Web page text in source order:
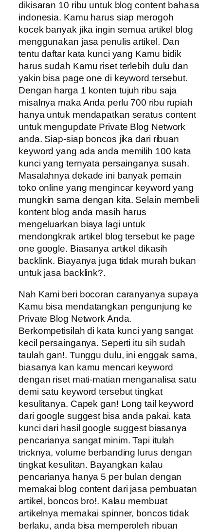
dikisaran 10 ribu untuk blog content bahasa
indonesia. Kamu harus siap merogoh
kocek banyak jika ingin semua artikel blog
menggunakan jasa penulis artikel. Dan
tentu daftar kata kunci yang Kamu bidik
harus sudah Kamu riset terlebih dulu dan
yakin bisa page one di keyword tersebut.
Dengan harga 1 konten tujuh ribu saja
misalnya maka Anda perlu 700 ribu rupiah
hanya untuk mendapatkan seratus content
untuk mengupdate Private Blog Network
anda. Siap-siap boncos jika dari ribuan
keyword yang ada anda memilih 100 kata
kunci yang ternyata persainganya susah.
Masalahnya dekade ini banyak pemain
toko online yang mengincar keyword yang
mungkin sama dengan kita. Selain membeli
kontent blog anda masih harus
mengeluarkan biaya lagi untuk
mendongkrak artikel blog tersebut ke page
one google. Biasanya artikel dikasih
backlink. Biayanya juga tidak murah bukan
untuk jasa backlink?.
Nah Kami beri bocoran caranyanya supaya
Kamu bisa mendatangkan pengunjung ke
Private Blog Network Anda.
Berkompetisilah di kata kunci yang sangat
kecil persainganya. Seperti itu sih sudah
taulah gan!. Tunggu dulu, ini enggak sama,
biasanya kan kamu mencari keyword
dengan riset mati-matian menganalisa satu
demi satu keyword tersebut tingkat
kesulitanya. Capek gan! Long tail keyword
dari google suggest bisa anda pakai. kata
kunci dari hasil google suggest biasanya
pencarianya sangat minim. Tapi itulah
tricknya, volume berbanding lurus dengan
tingkat kesulitan. Bayangkan kalau
pencarianya hanya 5 per bulan dengan
memakai blog content dari jasa pembuatan
artikel, boncos bro!. Kalau membuat
artikelnya memakai spinner, boncos tidak
berlaku, anda bisa memperoleh ribuan